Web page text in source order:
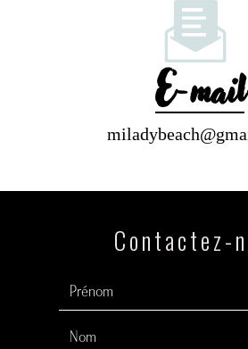
E-mail
Contactez-